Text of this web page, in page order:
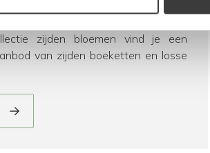
zijden bloemen vind je een
van zijden boeketten en losse